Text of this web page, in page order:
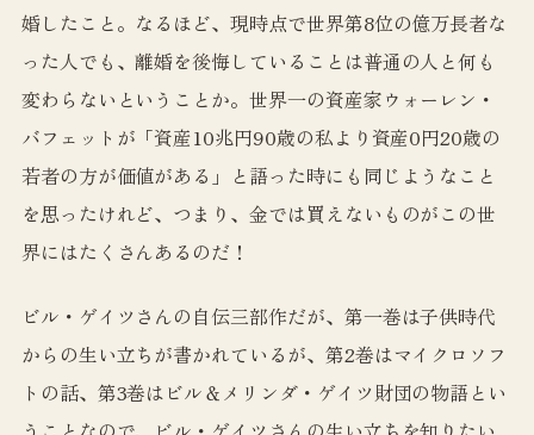
婚したこと。なるほど、現時点で世界第8位の億万長者な
った人でも、離婚を後悔していることは普通の人と何も
変わらないということか。世界一の資産家ウォーレン・
バフェットが「資産10兆円90歳の私より資産0円20歳の
若者の方が価値がある」と語った時にも同じようなこと
を思ったけれど、つまり、金では買えないものがこの世
界にはたくさんあるのだ！
ビル・ゲイツさんの自伝三部作だが、第一巻は子供時代
からの生い立ちが書かれているが、第2巻はマイクロソフ
トの話、第3巻はビル＆メリンダ・ゲイツ財団の物語とい